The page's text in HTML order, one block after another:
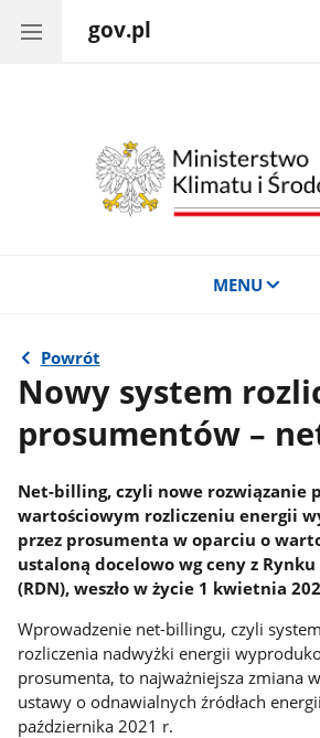
gov.pl
MENU
Powrót
Nowy system
prosumentów –
Net-billing, czyli nowe rozwiązanie
wartościowym rozliczeniu energii
przez prosumenta w oparciu o
ustaloną docelowo wg ceny z
(RDN), weszło w życie 1 kwietnia
Wprowadzenie net-billingu, czyli
rozliczenia nadwyżki energii
prosumenta, to najważniejsza zmiana
ustawy o odnawialnych źródłach
października 2021 r.